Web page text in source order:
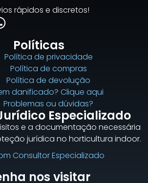
rápidos e discretos!
Políticas
Política de privacidade
Política de compras
Política de devolução
danificado? Clique aqui
Problemas ou dúvidas?
Especializado
e a documentação necessária
jurídica no horticultura indoor.
Consultor Especializado
nos visitar